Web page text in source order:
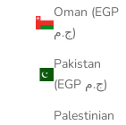
Oman (EGP
ج.م)
Pakistan
(EGP ج.م)
Palestinian